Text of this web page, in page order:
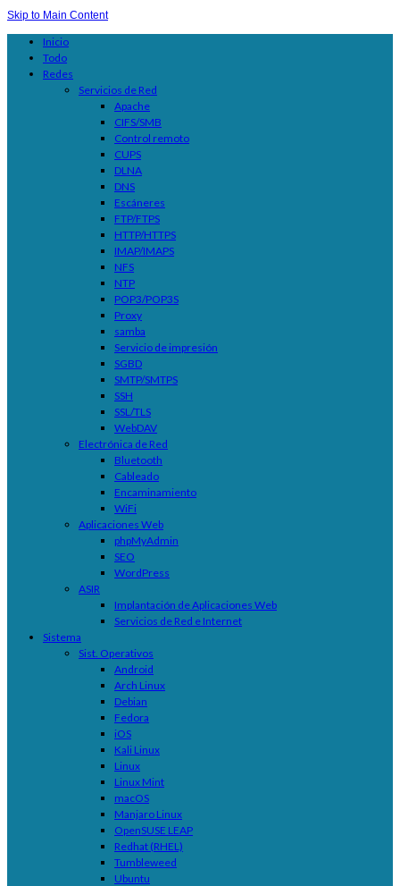
Skip to Main Content
Inicio
Todo
Redes
Servicios de Red
Apache
CIFS/SMB
Control remoto
CUPS
DLNA
DNS
Escáneres
FTP/FTPS
HTTP/HTTPS
IMAP/IMAPS
NFS
NTP
POP3/POP3S
Proxy
samba
Servicio de impresión
SGBD
SMTP/SMTPS
SSH
SSL/TLS
WebDAV
Electrónica de Red
Bluetooth
Cableado
Encaminamiento
WiFi
Aplicaciones Web
phpMyAdmin
SEO
WordPress
ASIR
Implantación de Aplicaciones Web
Servicios de Red e Internet
Sistema
Sist. Operativos
Android
Arch Linux
Debian
Fedora
iOS
Kali Linux
Linux
Linux Mint
macOS
Manjaro Linux
OpenSUSE LEAP
Redhat (RHEL)
Tumbleweed
Ubuntu